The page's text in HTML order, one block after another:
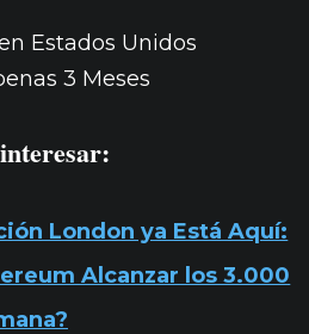
Estados Unidos
3 Meses
London ya Está Aquí:
Alcanzar los 3.000